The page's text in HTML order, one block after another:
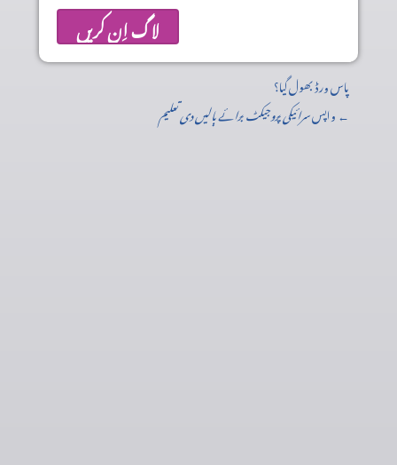
پاس ورڈ بھول گیا؟
← واپسسرائیکی پروجیکٹ برائے ٻالیں دی تعلیم